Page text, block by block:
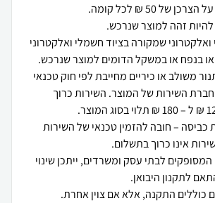
שמקורה בציוד חשמלי ואלקטרוני
משולב או כיריים מחייבת לפי חוק טכנאי
השירות של המוצר. השירות כרוך
כביסה – חובה להזמין טכנאי של השירות
לבתי עסק ומשרדים, ייתכן שינוי